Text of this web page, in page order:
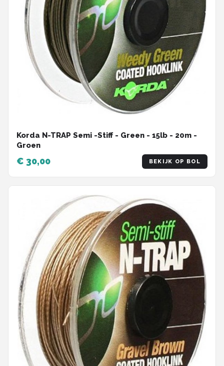
Korda N-TRAP Semi -Stiff - Green - 15lb - 20m -
Groen
€ 30,00 BEKIJK OP BOL